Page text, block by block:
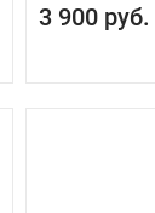
3 900 руб.